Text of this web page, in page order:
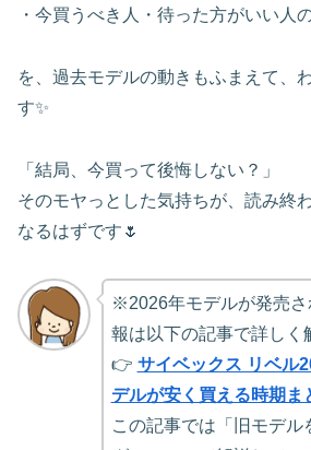
・今買うべき人・待った方がいい人
を、過去モデルの動きもふまえて、
す✨
「結局、今買って後悔しない？」
そのモヤっとした気持ちが、読み終
なるはずです🌷
※2026年モデルが発売
報は以下の記事で詳しく
👉 サイベックス リベル
デルが安く買える時期ま
この記事では「旧モデル